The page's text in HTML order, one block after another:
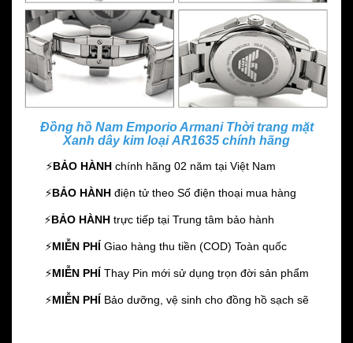
Đồng hồ Nam Emporio Armani Thời trang mặt
Xanh dây kim loại AR1635 chính hãng
⚡️BẢO HÀNH chính hãng 02 năm tại Việt Nam
⚡️BẢO HÀNH điện tử theo Số điện thoại mua hàng
⚡️BẢO HÀNH trực tiếp tại Trung tâm bảo hành
⚡️MIỄN PHÍ Giao hàng thu tiền (COD) Toàn quốc
⚡️MIỄN PHÍ Thay Pin mới sử dụng trọn đời sản phẩm
⚡️MIỄN PHÍ Bảo dưỡng, vệ sinh cho đồng hồ sạch sẽ